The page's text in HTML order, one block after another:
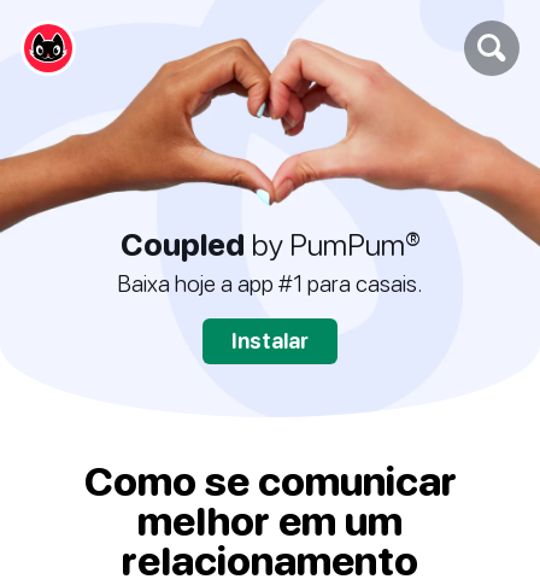
Coupled by PumPum®
Baixa hoje a app #1 para casais.
Instalar
Como se comunicar
melhor em um
relacionamento